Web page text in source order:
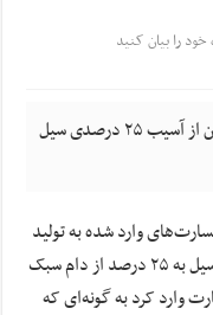
خود را بیان کنید
مدیر عامل اتحادیه صنعت دامپروری مازندران از آسیب ۲۵ درصدی سیل
وارد شده به تولید
دامی استان توسط سیل گفت: در برآورد کلی، سیل به ۲۵ درصد از دام سبک
خسارت وارد کرد به گونه‌ای که